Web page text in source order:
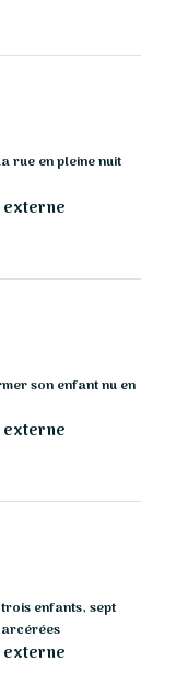
rue en pleine nuit
externe
son enfant nu en
externe
enfants, sept
externe